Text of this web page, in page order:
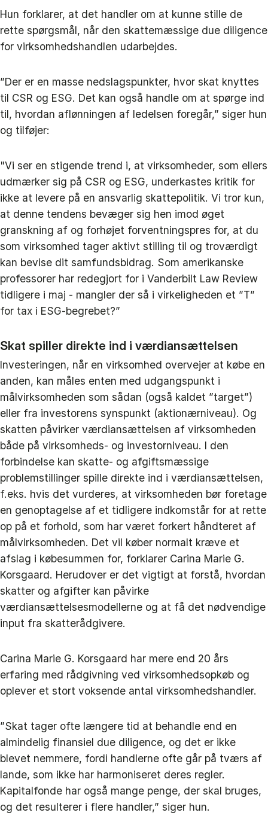
Hun forklarer, at det handler om at kunne stille de
rette spørgsmål, når den skattemæssige due diligence
for virksomhedshandlen udarbejdes.
”Der er en masse nedslagspunkter, hvor skat knyttes
til CSR og ESG. Det kan også handle om at spørge ind
til, hvordan aflønningen af ledelsen foregår,” siger hun
og tilføjer:
"Vi ser en stigende trend i, at virksomheder, som ellers
udmærker sig på CSR og ESG, underkastes kritik for
ikke at levere på en ansvarlig skattepolitik. Vi tror kun,
at denne tendens bevæger sig hen imod øget
granskning af og forhøjet forventningspres for, at du
som virksomhed tager aktivt stilling til og troværdigt
kan bevise dit samfundsbidrag. Som amerikanske
professorer har redegjort for i Vanderbilt Law Review
tidligere i maj - mangler der så i virkeligheden et ”T”
for tax i ESG-begrebet?”
Skat spiller direkte ind i værdiansættelsen
Investeringen, når en virksomhed overvejer at købe en
anden, kan måles enten med udgangspunkt i
målvirksomheden som sådan (også kaldet ”target”)
eller fra investorens synspunkt (aktionærniveau). Og
skatten påvirker værdiansættelsen af virksomheden
både på virksomheds- og investorniveau. I den
forbindelse kan skatte- og afgiftsmæssige
problemstillinger spille direkte ind i værdiansættelsen,
f.eks. hvis det vurderes, at virksomheden bør foretage
en genoptagelse af et tidligere indkomstår for at rette
op på et forhold, som har været forkert håndteret af
målvirksomheden. Det vil køber normalt kræve et
afslag i købesummen for, forklarer Carina Marie G.
Korsgaard. Herudover er det vigtigt at forstå, hvordan
skatter og afgifter kan påvirke
værdiansættelsesmodellerne og at få det nødvendige
input fra skatterådgivere.
Carina Marie G. Korsgaard har mere end 20 års
erfaring med rådgivning ved virksomhedsopkøb og
oplever et stort voksende antal virksomhedshandler.
”Skat tager ofte længere tid at behandle end en
almindelig finansiel due diligence, og det er ikke
blevet nemmere, fordi handlerne ofte går på tværs af
lande, som ikke har harmoniseret deres regler.
Kapitalfonde har også mange penge, der skal bruges,
og det resulterer i flere handler,” siger hun.